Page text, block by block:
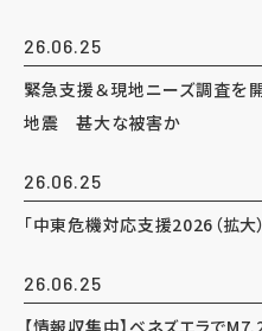
26.06.25
緊急支援＆現地ニーズ調査を
地震 甚大な被害か
26.06.25
「中東危機対応支援2026（拡大
26.06.25
【情報収集中】ベネズエラで